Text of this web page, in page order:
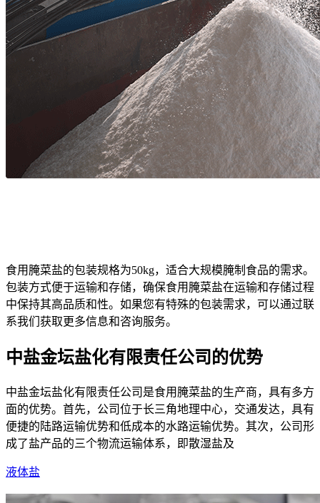
食用腌菜盐的包装规格为50kg，适合大规模腌制食品的需求。
包装方式便于运输和存储，确保食用腌菜盐在运输和存储过程
中保持其高品质和性。如果您有特殊的包装需求，可以通过联
系我们获取更多信息和咨询服务。
中盐金坛盐化有限责任公司的优势
中盐金坛盐化有限责任公司是食用腌菜盐的生产商，具有多方
面的优势。首先，公司位于长三角地理中心，交通发达，具有
便捷的陆路运输优势和低成本的水路运输优势。其次，公司形
成了盐产品的三个物流运输体系，即散湿盐及
液体盐